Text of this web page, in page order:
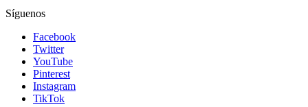
Síguenos
Facebook
Twitter
YouTube
Pinterest
Instagram
TikTok